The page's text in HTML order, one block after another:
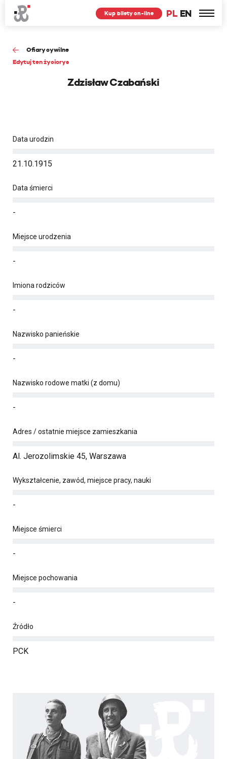
PL EN
Kup bilety on-line
Ofiary cywilne
Edytuj ten życiorys
Zdzisław Czabański
Data urodzin
21.10.1915
Data śmierci
-
Miejsce urodzenia
-
Imiona rodziców
-
Nazwisko panieńskie
-
Nazwisko rodowe matki (z domu)
-
Adres / ostatnie miejsce zamieszkania
Al. Jerozolimskie 45, Warszawa
Wykształcenie, zawód, miejsce pracy, nauki
-
Miejsce śmierci
-
Miejsce pochowania
-
Źródło
PCK